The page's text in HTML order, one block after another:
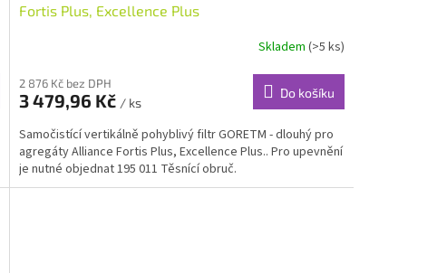
Fortis Plus, Excellence Plus
Skladem (>5 ks)
2 876 Kč bez DPH
3 479,96 Kč / ks
Do košíku
Samočistící vertikálně pohyblivý filtr GORETM - dlouhý pro
agregáty Alliance Fortis Plus, Excellence Plus.. Pro upevnění
je nutné objednat 195 011 Těsnící obruč.